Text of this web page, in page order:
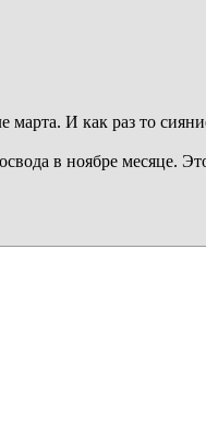
И как раз то
в ноябре месяце.